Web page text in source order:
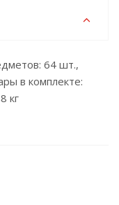
64 шт.,
в комплекте:
кг